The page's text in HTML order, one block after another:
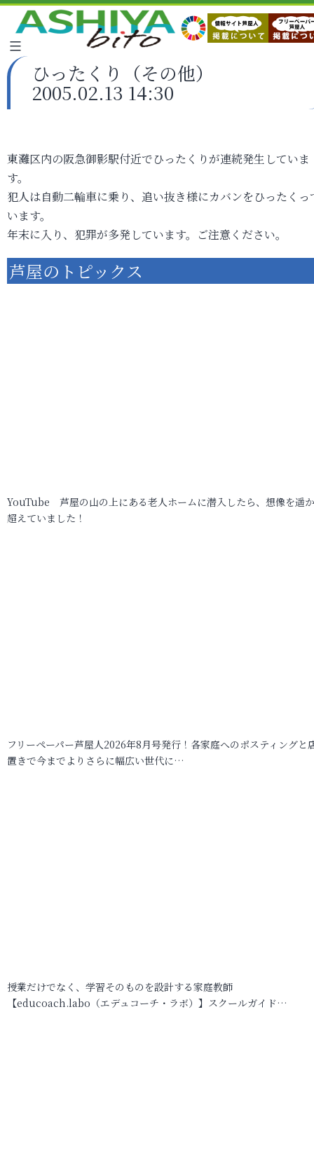
ひったくり（その他）
2005.02.13 14:30
東灘区内の阪急御影駅付近でひったくりが連続発生していま
す。
犯人は自動二輪車に乗り、追い抜き様にカバンをひったくっ
います。
年末に入り、犯罪が多発しています。ご注意ください。
芦屋のトピックス
YouTube 芦屋の山の上にある老人ホームに潜入したら、想像を遥
超えていました！
フリーペーパー芦屋人2026年8月号発行！各家庭へのポスティングと
置きで今までよりさらに幅広い世代に…
授業だけでなく、学習そのものを設計する家庭教師
【educoach.labo（エデュコーチ・ラボ）】スクールガイド…